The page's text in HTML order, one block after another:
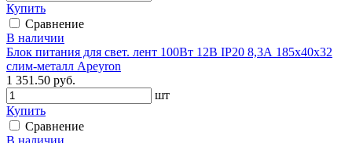
Купить
Сравнение
В наличии
Блок питания для свет. лент 100Вт 12В IP20 8,3А 185х40х32
слим-металл Apeyron
1 351.50 руб.
шт
Купить
Сравнение
В наличии